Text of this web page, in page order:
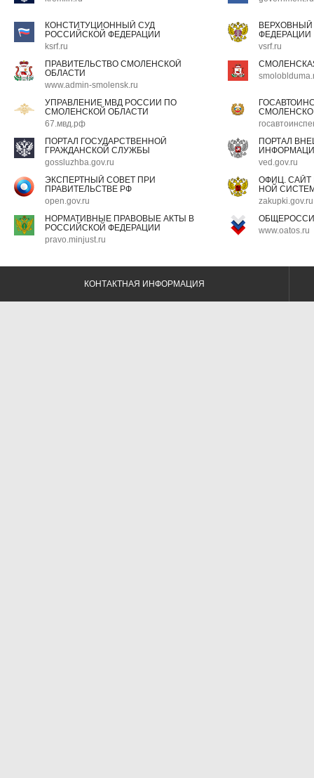
КОНСТИТУЦИОННЫЙ СУД
РОССИЙСКОЙ ФЕДЕРАЦИИ
ksrf.ru
ФЕДЕРАЦИИ
vsrf.ru
ПРАВИТЕЛЬСТВО СМОЛЕНСКОЙ
ОБЛАСТИ
www.admin-smolensk.ru
УПРАВЛЕНИЕ МВД РОССИИ ПО
СМОЛЕНСКОЙ ОБЛАСТИ
67.мвд.рф
ПОРТАЛ ГОСУДАРСТВЕННОЙ
ГРАЖДАНСКОЙ СЛУЖБЫ
gossluzhba.gov.ru
ПОРТАЛ
ved.gov.ru
ЭКСПЕРТНЫЙ СОВЕТ ПРИ
ПРАВИТЕЛЬСТВЕ РФ
open.gov.ru
ОФИЦ.
НОЙ
zakupki.gov.ru
НОРМАТИВНЫЕ ПРАВОВЫЕ АКТЫ В
РОССИЙСКОЙ ФЕДЕРАЦИИ
pravo.minjust.ru
www.oatos.ru
КОНТАКТНАЯ ИНФОРМАЦИЯ